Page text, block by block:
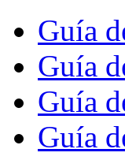
Guía
Guía
Guía
Guía